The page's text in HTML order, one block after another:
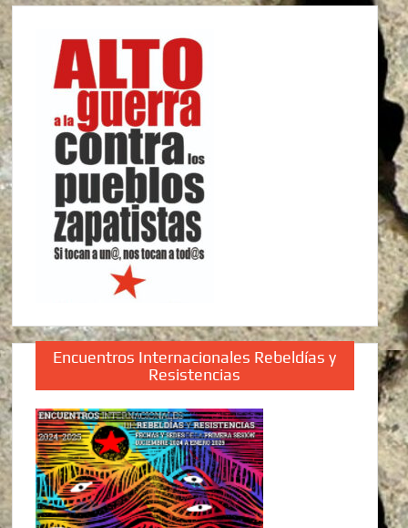
Encuentros Internacionales Rebeldías y
Resistencias